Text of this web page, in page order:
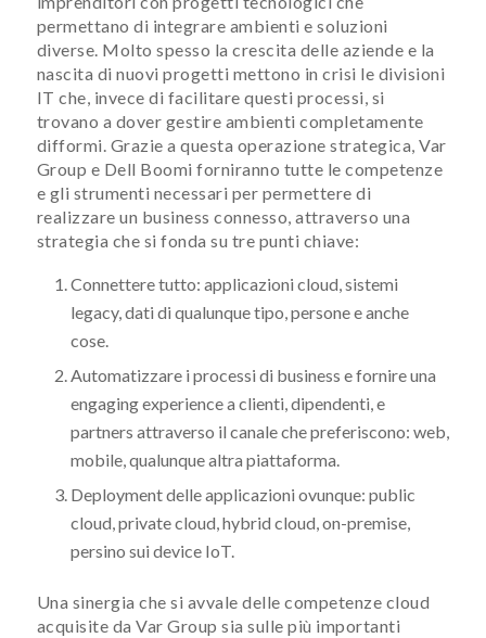
permettano di integrare ambienti e soluzioni
diverse. Molto spesso la crescita delle aziende e la
nascita di nuovi progetti mettono in crisi le divisioni
IT che, invece di facilitare questi processi, si
trovano a dover gestire ambienti completamente
difformi. Grazie a questa operazione strategica, Var
Group e Dell Boomi forniranno tutte le competenze
e gli strumenti necessari per permettere di
realizzare un business connesso, attraverso una
strategia che si fonda su tre punti chiave:
Connettere tutto: applicazioni cloud, sistemi
legacy, dati di qualunque tipo, persone e anche
cose.
Automatizzare i processi di business e fornire una
engaging experience a clienti, dipendenti, e
partners attraverso il canale che preferiscono: web,
mobile, qualunque altra piattaforma.
Deployment delle applicazioni ovunque: public
cloud, private cloud, hybrid cloud, on-premise,
persino sui device IoT.
Una sinergia che si avvale delle competenze cloud
acquisite da Var Group sia sulle più importanti